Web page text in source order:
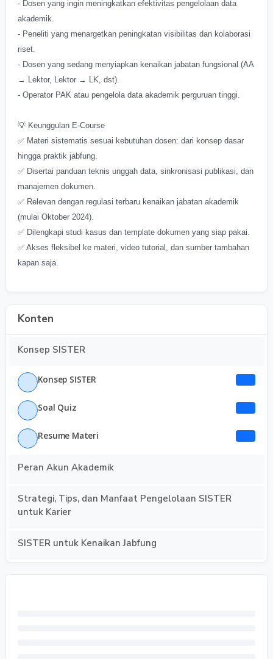
- Dosen yang ingin meningkatkan efektivitas pengelolaan data
akademik.
- Peneliti yang menargetkan peningkatan visibilitas dan kolaborasi
riset.
- Dosen yang sedang menyiapkan kenaikan jabatan fungsional (AA
→ Lektor, Lektor → LK, dst).
- Operator PAK atau pengelola data akademik perguruan tinggi.
💡 Keunggulan E-Course
✅ Materi sistematis sesuai kebutuhan dosen: dari konsep dasar
hingga praktik jabfung.
✅ Disertai panduan teknis unggah data, sinkronisasi publikasi, dan
manajemen dokumen.
✅ Relevan dengan regulasi terbaru kenaikan jabatan akademik
(mulai Oktober 2024).
✅ Dilengkapi studi kasus dan template dokumen yang siap pakai.
✅ Akses fleksibel ke materi, video tutorial, dan sumber tambahan
kapan saja.
Konten
Konsep SISTER
Konsep SISTER
Soal Quiz
Resume Materi
Peran Akun Akademik
Strategi, Tips, dan Manfaat Pengelolaan SISTER
untuk Karier
SISTER untuk Kenaikan Jabfung